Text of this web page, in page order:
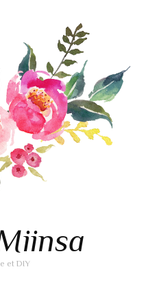
et DIY